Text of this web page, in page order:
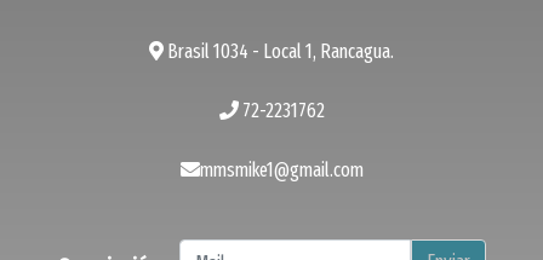
Brasil 1034 - Local 1, Rancagua.
72-2231762
mmsmike1@gmail.com